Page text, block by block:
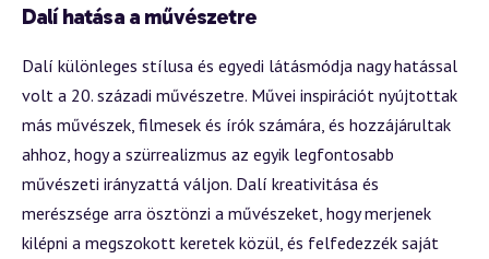
Dalí hatása a művészetre
Dalí különleges stílusa és egyedi látásmódja nagy hatással
volt a 20. századi művészetre. Művei inspirációt nyújtottak
más művészek, filmesek és írók számára, és hozzájárultak
ahhoz, hogy a szürrealizmus az egyik legfontosabb
művészeti irányzattá váljon. Dalí kreativitása és
merészsége arra ösztönzi a művészeket, hogy merjenek
kilépni a megszokott keretek közül, és felfedezzék saját